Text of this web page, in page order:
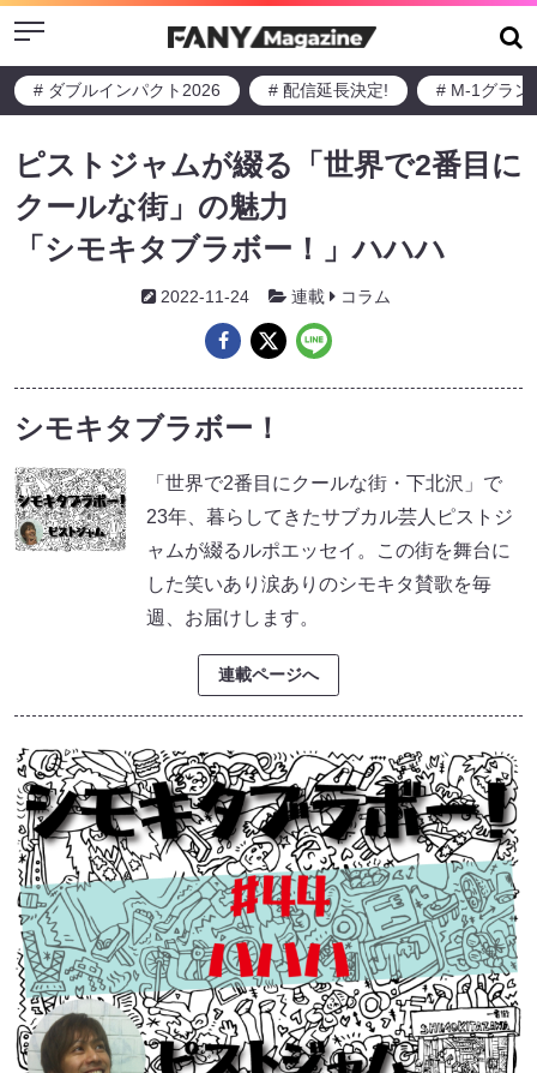
Menu
# ダブルインパクト2026 # 配信延長決定! # M-1グラン
ピストジャムが綴る「世界で2番目に
クールな街」の魅力
「シモキタブラボー！」ハハハ
2022-11-24 連載 コラム
シモキタブラボー！
「世界で2番目にクールな街・下北沢」で
23年、暮らしてきたサブカル芸人ピストジ
ャムが綴るルポエッセイ。この街を舞台に
した笑いあり涙ありのシモキタ賛歌を毎
週、お届けします。
連載ページへ